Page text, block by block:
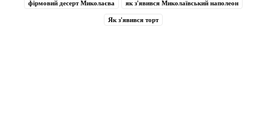
фірмовий десерт Миколаєва як з'явився Миколаївський наполеон
Як з'явився торт